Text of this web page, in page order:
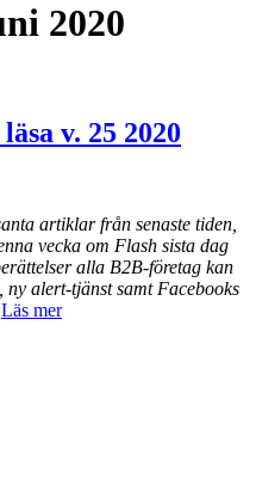
2020
v. 25 2020
artiklar från senaste tiden,
vecka om Flash sista dag
alla B2B-företag kan
alert-tjänst samt Facebooks
Läs mer